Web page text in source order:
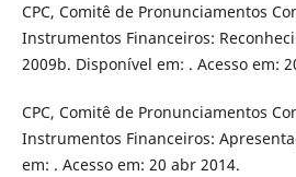
CPC, Comitê de Pronunciamentos
Instrumentos Financeiros:
2009b. Disponível em: . Acesso em:
CPC, Comitê de Pronunciamentos
Instrumentos Financeiros:
em: . Acesso em: 20 abr 2014.